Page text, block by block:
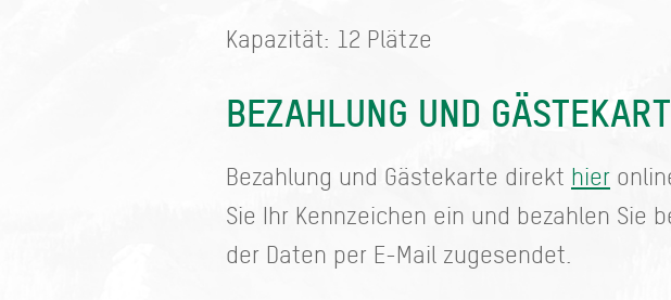
Kapazität: 12 Plätze
BEZAHLUNG UND
Bezahlung und Gästekarte direkt hier
Sie Ihr Kennzeichen ein und bezahlen Sie
der Daten per E-Mail zugesendet.